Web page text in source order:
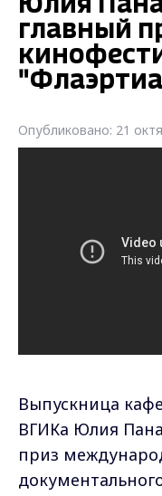
главный
Опубликовано: 21
Выпускница
ВГИКа Юлия
приз